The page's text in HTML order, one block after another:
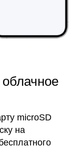
microSD
на